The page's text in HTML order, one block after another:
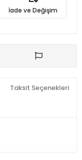
İade ve Değişim
Taksit Seçenekleri